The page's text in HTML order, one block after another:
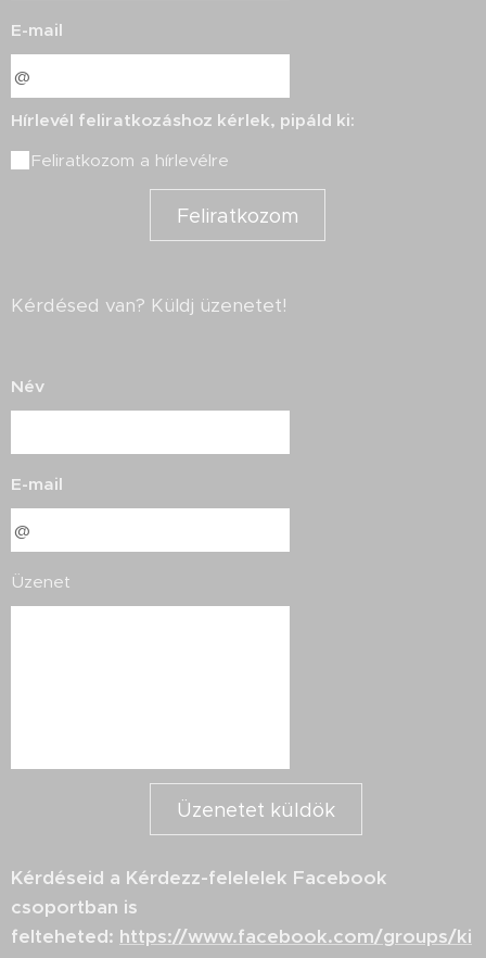
E-mail
Hírlevél feliratkozáshoz kérlek, pipáld ki:
Feliratkozom a hírlevélre
Feliratkozom
Kérdésed van? Küldj üzenetet!
Név
E-mail
Üzenet
Üzenetet küldök
Kérdéseid a Kérdezz-felelelek Facebook
csoportban is
felteheted: https://www.facebook.com/groups/ki